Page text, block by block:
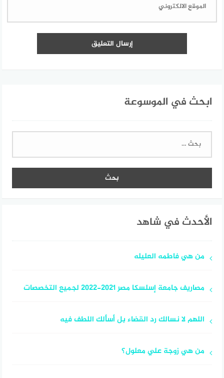
ابحث في الموسوعة
البحث
الأحدث في شاهد
من هي فاطمه العليله
مصاريف جامعة إسلسكا مصر 2021-2022 لجميع التخصصات
اللهم لا نسالك رد القضاء بل أسألك اللطف فيه
من هي زوجة علي معلول؟